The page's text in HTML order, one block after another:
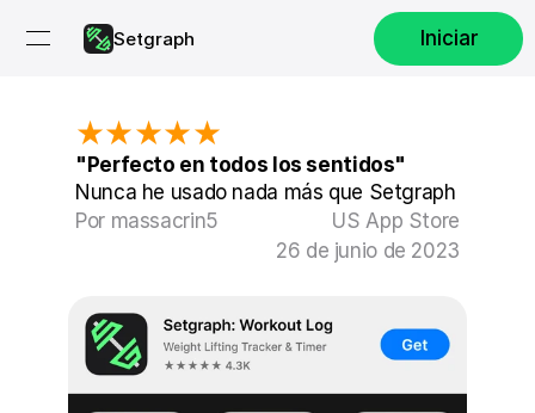
Setgraph Iniciar
★★★★★
"Perfecto en todos los sentidos"
Nunca he usado nada más que Setgraph
Por massacrin5
US App Store
26 de junio de 2023